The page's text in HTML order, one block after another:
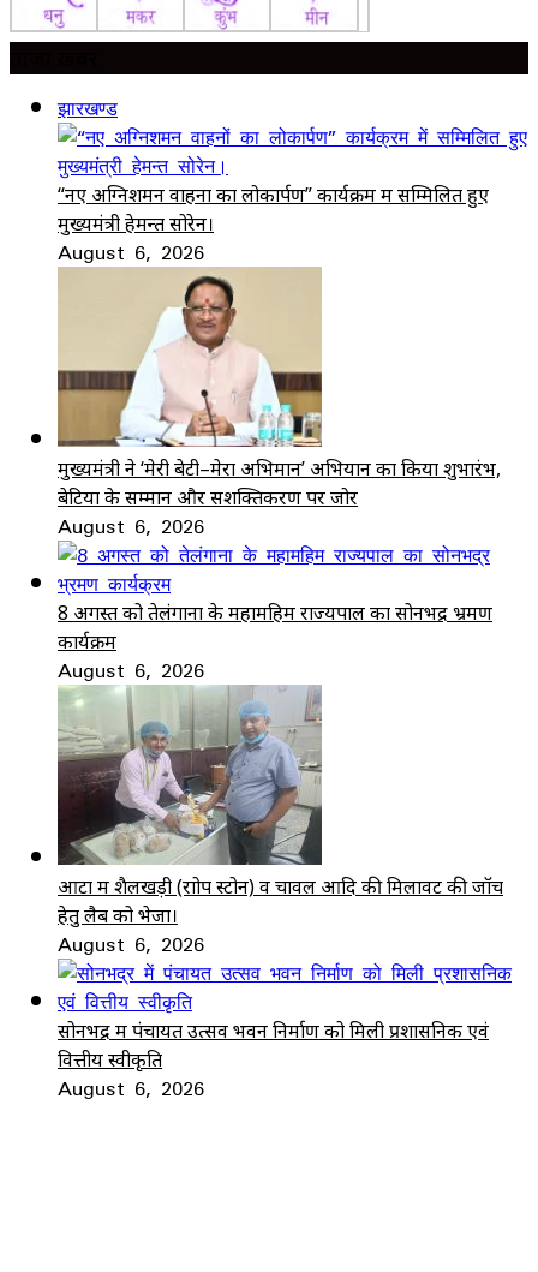
झारखण्ड
“नए अग्निशमन वाहनों का लोकार्पण” कार्यक्रम में सम्मिलित हुए
मुख्यमंत्री हेमन्त सोरेन।
August 6, 2026
मुख्यमंत्री ने ‘मेरी बेटी–मेरा अभिमान’ अभियान का किया शुभारंभ,
बेटियों के सम्मान और सशक्तिकरण पर जोर
August 6, 2026
8 अगस्त को तेलंगाना के महामहिम राज्यपाल का सोनभद्र भ्रमण
कार्यक्रम
August 6, 2026
आटा में शैलखड़ी (राोप स्टोन) व चावल आदि की मिलावट की जॉच
हेतु लैब को भेजा।
August 6, 2026
सोनभद्र में पंचायत उत्सव भवन निर्माण को मिली प्रशासनिक एवं
वित्तीय स्वीकृति
August 6, 2026